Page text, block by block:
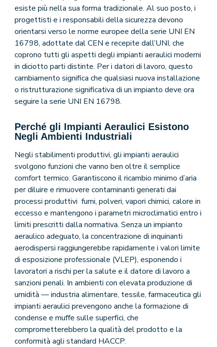
esiste più nella sua forma tradizionale. Al suo posto, i
progettisti e i responsabili della sicurezza devono
orientarsi verso le norme europee della serie UNI EN
16798, adottate dal CEN e recepite dall’UNI, che
coprono tutti gli aspetti degli impianti aeraulici moderni
in diciotto parti distinte. Per i datori di lavoro, questo
cambiamento significa che qualsiasi nuova installazione
o ristrutturazione significativa di un impianto deve ora
seguire la serie UNI EN 16798.
Perché gli Impianti Aeraulici Esistono
Negli Ambienti Industriali
Negli stabilimenti produttivi, gli impianti aeraulici
svolgono funzioni che vanno ben oltre il semplice
comfort termico. Garantiscono il ricambio minimo d’aria
per diluire e rimuovere contaminanti generati dai
processi produttivi fumi, polveri, vapori chimici, calore in
eccesso e mantengono i parametri microclimatici entro i
limiti prescritti dalla normativa. Senza un impianto
aeraulico adeguato, la concentrazione di inquinanti
aerodispersi raggiungerebbe rapidamente i valori limite
di esposizione professionale (VLEP), esponendo i
lavoratori a rischi per la salute e il datore di lavoro a
sanzioni penali. In ambienti con elevata produzione di
umidità — industria alimentare, tessile, farmaceutica gli
impianti aeraulici prevengono anche la formazione di
condense e muffe sulle superfici, che
comprometterebbero la qualità del prodotto e la
conformità agli standard HACCP.